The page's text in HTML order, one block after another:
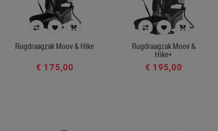
Rugdraagzak Moov & Hike
€ 175,00
Rugdraagzak Moov &
Hike+
€ 195,00